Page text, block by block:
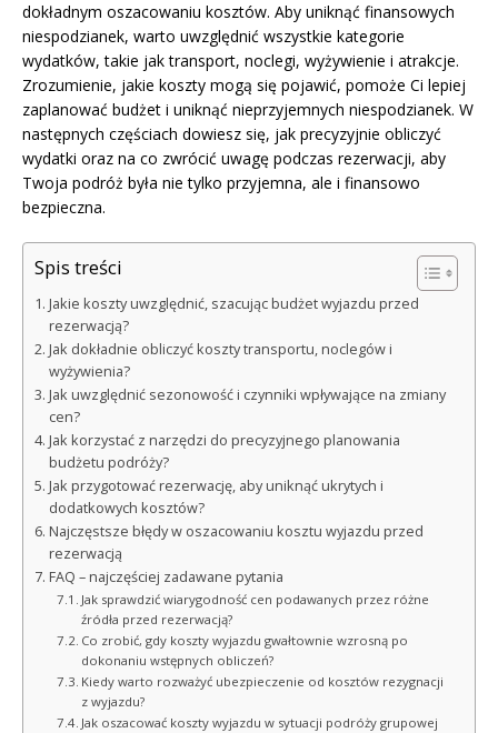
dokładnym oszacowaniu kosztów. Aby uniknąć finansowych
niespodzianek, warto uwzględnić wszystkie kategorie
wydatków, takie jak transport, noclegi, wyżywienie i atrakcje.
Zrozumienie, jakie koszty mogą się pojawić, pomoże Ci lepiej
zaplanować budżet i uniknąć nieprzyjemnych niespodzianek. W
następnych częściach dowiesz się, jak precyzyjnie obliczyć
wydatki oraz na co zwrócić uwagę podczas rezerwacji, aby
Twoja podróż była nie tylko przyjemna, ale i finansowo
bezpieczna.
Spis treści
Jakie koszty uwzględnić, szacując budżet wyjazdu przed
rezerwacją?
Jak dokładnie obliczyć koszty transportu, noclegów i
wyżywienia?
Jak uwzględnić sezonowość i czynniki wpływające na zmiany
cen?
Jak korzystać z narzędzi do precyzyjnego planowania
budżetu podróży?
Jak przygotować rezerwację, aby uniknąć ukrytych i
dodatkowych kosztów?
Najczęstsze błędy w oszacowaniu kosztu wyjazdu przed
rezerwacją
FAQ – najczęściej zadawane pytania
Jak sprawdzić wiarygodność cen podawanych przez różne
źródła przed rezerwacją?
Co zrobić, gdy koszty wyjazdu gwałtownie wzrosną po
dokonaniu wstępnych obliczeń?
Kiedy warto rozważyć ubezpieczenie od kosztów rezygnacji
z wyjazdu?
Jak oszacować koszty wyjazdu w sytuacji podróży grupowej